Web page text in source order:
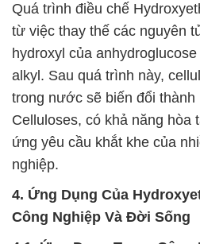
Quá trình điều chế
từ việc thay thế các nguyên
hydroxyl của
alkyl. Sau quá trình này,
trong nước sẽ biến đổi thành
Celluloses, có khả năng hòa
ứng yêu cầu khắt khe của
nghiệp.
4. Ứng Dụng Của
Công Nghiệp Và Đời Sống